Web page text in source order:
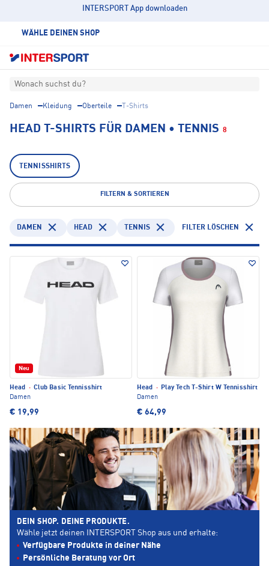
INTERSPORT App downloaden
WÄHLE DEINEN SHOP
Wonach suchst du?
Damen Kleidung Oberteile T-Shirts
HEAD T-SHIRTS FÜR DAMEN • TENNIS 8
TENNISSHIRTS
FILTERN & SORTIEREN
DAMEN HEAD TENNIS FILTER LÖSCHEN
Neu
Head · Club Basic Tennisshirt
Damen
€ 19,99
Head ·
Play Tech T-Shirt W Tennisshirt
Damen
€ 64,99
DEIN SHOP. DEINE PRODUKTE.
Wähle jetzt deinen INTERSPORT Shop aus und erhalte:
Verfügbare Produkte in deiner Nähe
Persönliche Beratung vor Ort